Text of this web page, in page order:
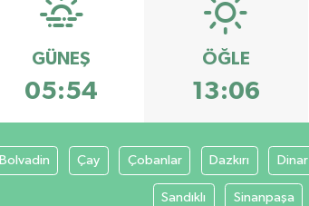
GÜNEŞ
05:54
ÖĞLE
13:06
Bolvadin Çay Çobanlar Dazkırı Dinar
Sandıklı Sinanpaşa